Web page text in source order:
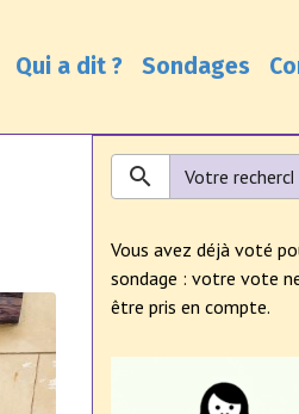
Qui a dit ? Sondages
Vous avez déjà voté
sondage : votre vote
être pris en compte.